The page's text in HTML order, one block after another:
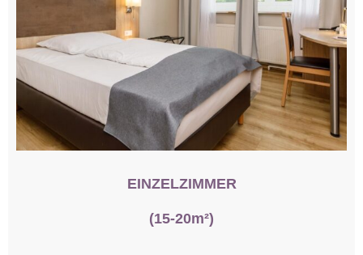
EINZELZIMMER
(15-20m²)